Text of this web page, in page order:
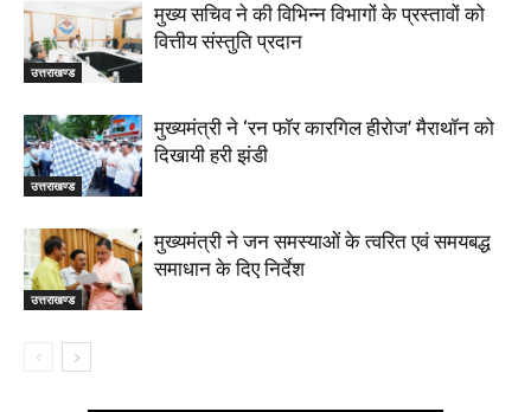
उत्तराखण्ड
मुख्य सचिव ने की विभिन्न विभागों के प्रस्तावों को
वित्तीय संस्तुति प्रदान
उत्तराखण्ड
मुख्यमंत्री ने ‘रन फॉर कारगिल हीरोज’ मैराथॉन को
दिखायी हरी झंडी
उत्तराखण्ड
मुख्यमंत्री ने जन समस्याओं के त्वरित एवं समयबद्ध
समाधान के दिए निर्देश